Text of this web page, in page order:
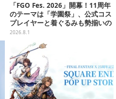
「FGO Fes. 2026」開幕！11周年
のテーマは「学園祭」、公式コス
プレイヤーと着ぐるみも勢揃いの
カルデア学園はお祭り一色
2026.8.1